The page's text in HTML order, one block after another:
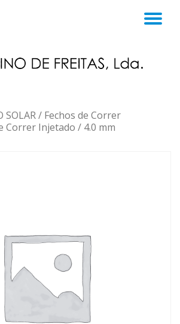
SOLAR/ Fechos de Correr
Correr Injetado / 4.0 mm